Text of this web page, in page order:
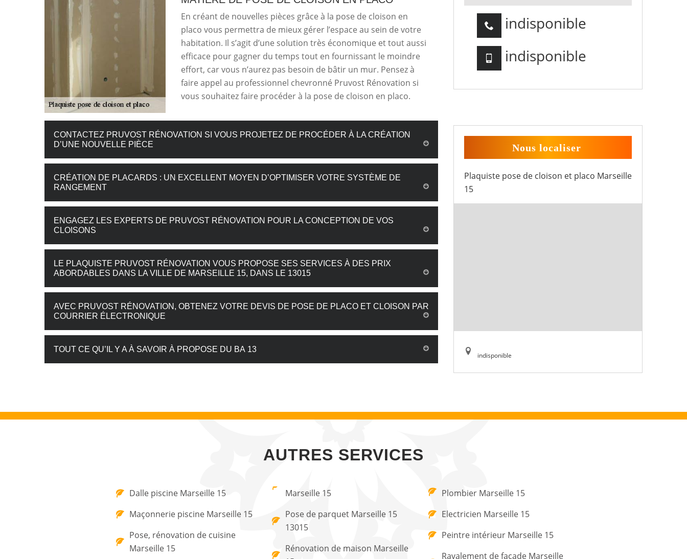
En créant de nouvelles pièces grâce à la pose de cloison en
placo vous permettra de mieux gérer l’espace au sein de votre
habitation. Il s’agit d’une solution très économique et tout aussi
efficace pour gagner du temps tout en fournissant le moindre
effort, car vous n’aurez pas besoin de bâtir un mur. Pensez à
faire appel au professionnel chevronné Pruvost Rénovation si
vous souhaitez faire procéder à la pose de cloison en placo.
CONTACTEZ PRUVOST RÉNOVATION SI VOUS PROJETEZ DE PROCÉDER À LA CRÉATION
D’UNE NOUVELLE PIÈCE
CRÉATION DE PLACARDS : UN EXCELLENT MOYEN D’OPTIMISER VOTRE SYSTÈME DE
RANGEMENT
ENGAGEZ LES EXPERTS DE PRUVOST RÉNOVATION POUR LA CONCEPTION DE VOS
CLOISONS
LE PLAQUISTE PRUVOST RÉNOVATION VOUS PROPOSE SES SERVICES À DES PRIX
ABORDABLES DANS LA VILLE DE MARSEILLE 15, DANS LE 13015
AVEC PRUVOST RÉNOVATION, OBTENEZ VOTRE DEVIS DE POSE DE PLACO ET CLOISON PAR
COURRIER ÉLECTRONIQUE
TOUT CE QU’IL Y A À SAVOIR À PROPOSE DU BA 13
indisponible
indisponible
Nous localiser
Plaquiste pose de cloison et placo Marseille
15
indisponible
AUTRES SERVICES
Dalle piscine Marseille 15
Maçonnerie piscine Marseille 15
Pose, rénovation de cuisine
Marseille 15
Marseille 15
Pose de parquet Marseille 15
13015
Rénovation de maison Marseille
Plombier Marseille 15
Electricien Marseille 15
Peintre intérieur Marseille 15
Ravalement de façade Marseille